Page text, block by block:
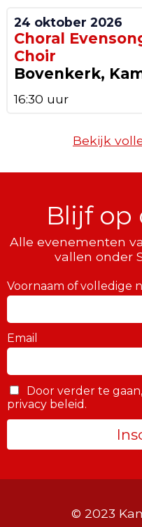
24 oktober 2026
Choral
Choir
Bovenkerk,
16:30 uur
Bekijk
Blijf op
Alle evenementen
vallen onder
Voornaam of volledige
Email
Door verder te
privacy beleid.
© 2023